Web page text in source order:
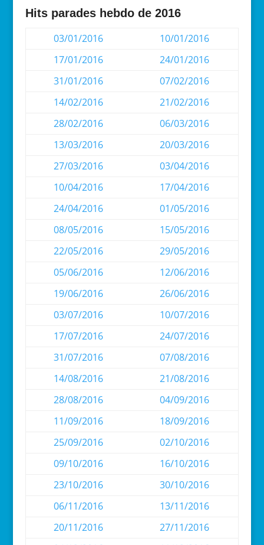
Hits parades hebdo de 2016
03/01/2016
10/01/2016
17/01/2016
24/01/2016
31/01/2016
07/02/2016
14/02/2016
21/02/2016
28/02/2016
06/03/2016
13/03/2016
20/03/2016
27/03/2016
03/04/2016
10/04/2016
17/04/2016
24/04/2016
01/05/2016
08/05/2016
15/05/2016
22/05/2016
29/05/2016
05/06/2016
12/06/2016
19/06/2016
26/06/2016
03/07/2016
10/07/2016
17/07/2016
24/07/2016
31/07/2016
07/08/2016
14/08/2016
21/08/2016
28/08/2016
04/09/2016
11/09/2016
18/09/2016
25/09/2016
02/10/2016
09/10/2016
16/10/2016
23/10/2016
30/10/2016
06/11/2016
13/11/2016
20/11/2016
27/11/2016